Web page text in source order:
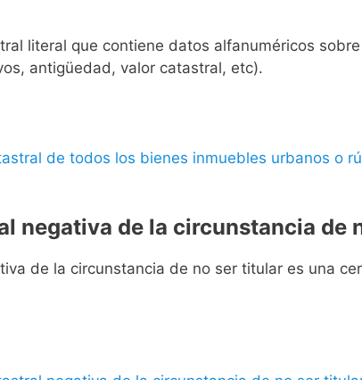
literal que contiene datos alfanuméricos
antigüedad, valor catastral, etc).
de todos los bienes inmuebles urbanos o
negativa de la circunstancia de
de la circunstancia de no ser titular es una